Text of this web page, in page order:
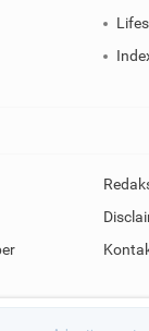
2026 SindoMakassar